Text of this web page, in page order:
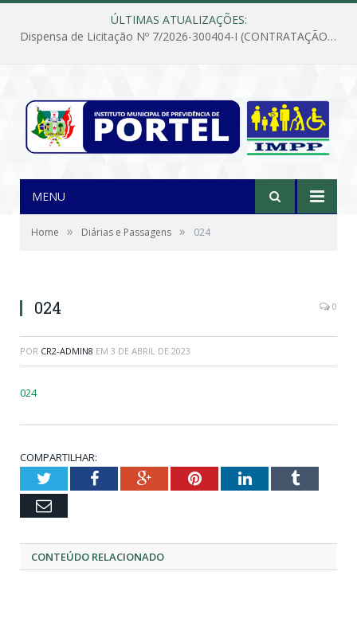
ÚLTIMAS ATUALIZAÇÕES:
Dispensa de Licitação Nº 7/2026-300404-I (CONTRATAÇÃO DE EMPRESA PARA MANUTENÇÃO E REPARAÇÃO DE APARELHOS DE AR CONDICIONADO, EM ATENDIMENTO ÀS NECESSIDADES DO INSTITUTO DE PREVIDÊNCIA MUNICIPAL DE PORTEL/PA)
MENU
Home » Diárias e Passagens » 024
024 0
POR CR2-ADMIN8 EM 3 DE ABRIL DE 2023
024
COMPARTILHAR:
TwitterFacebookGoogle+PinterestLinkedInTumblr
Email
CONTEÚDO RELACIONADO